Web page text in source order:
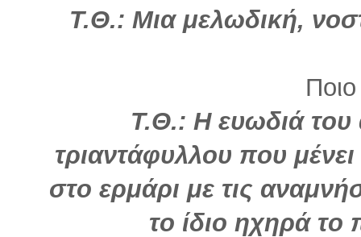
Τ.Θ.: Μια μελωδική,
Τ.Θ.: Η ευωδιά του
τριαντάφυλλου που
στο ερμάρι με τις
το ίδιο ηχηρά